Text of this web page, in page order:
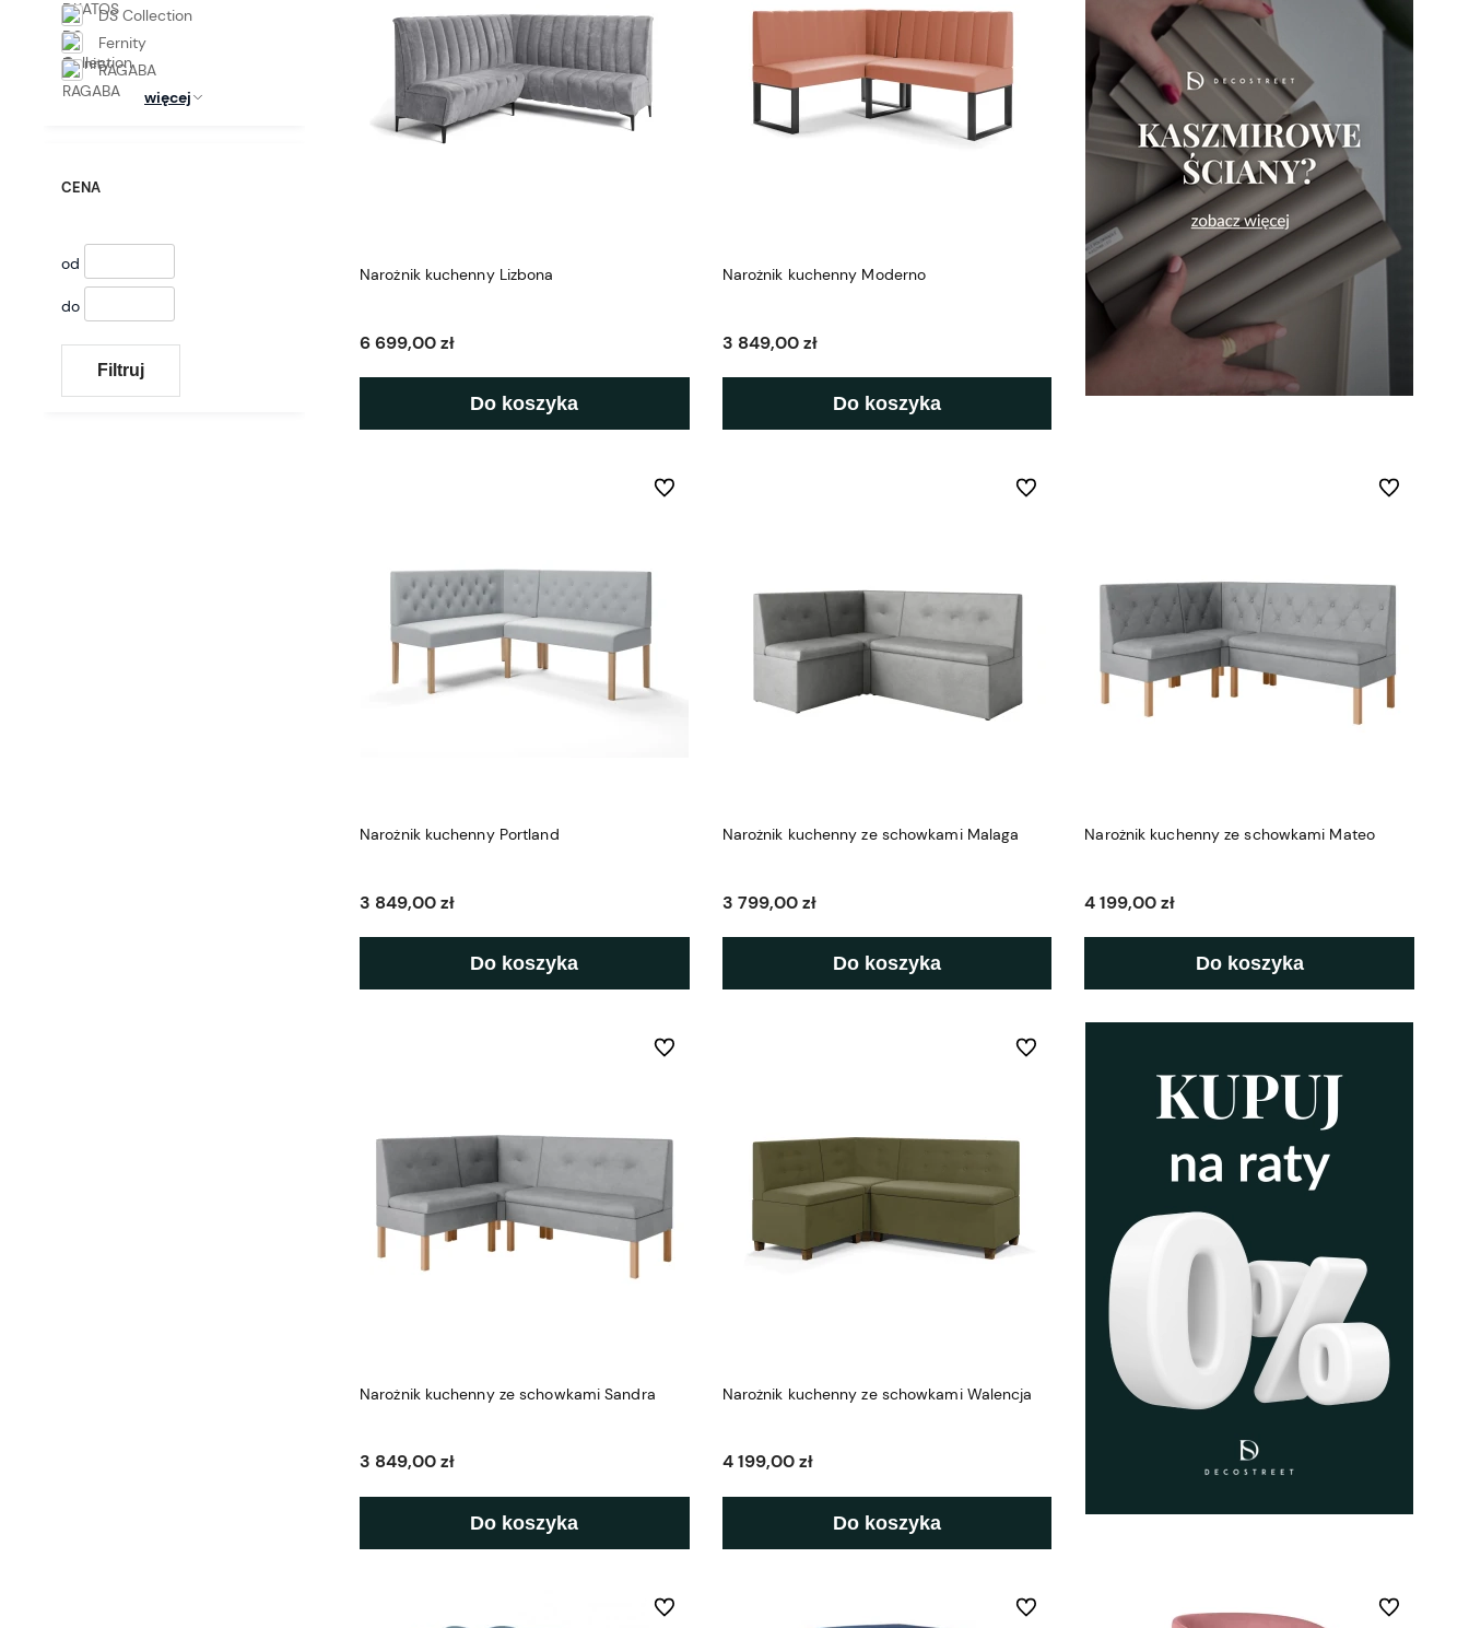
DS Collection
Fernity
RAGABA
więcej
CENA
od
do
Filtruj
Narożnik kuchenny Lizbona
6 699,00 zł
Do koszyka
Narożnik kuchenny Moderno
3 849,00 zł
Do koszyka
Narożnik kuchenny Portland
3 849,00 zł
Do koszyka
Do ulubionych
Narożnik kuchenny ze schowkami Malaga
3 799,00 zł
Do koszyka
Do ulubionych
Narożnik kuchenny ze schowkami Mateo
4 199,00 zł
Do koszyka
Do ulubionych
Narożnik kuchenny ze schowkami Sandra
3 849,00 zł
Do koszyka
Do ulubionych
Narożnik kuchenny ze schowkami Walencja
4 199,00 zł
Do koszyka
Do ulubionych
Do ulubionych Do ulubionych Do ulubionych